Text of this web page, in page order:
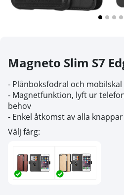
Magneto Slim S7
- Plånboksfodral och
- Magnetfunktion, lyft ur
behov
- Enkel åtkomst av alla knappar
Välj färg: